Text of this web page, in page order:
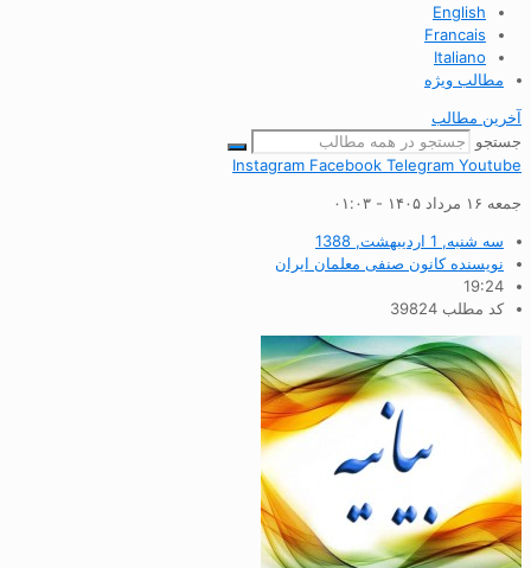
English
Francais
Italiano
مطالب ویژه
آخرین مطالب
جستجو
Instagram Facebook Telegram Youtube
جمعه ۱۶ مرداد ۱۴۰۵ - ۰۱:۰۳
سه شنبه, 1 اردیبهشت, 1388
نویسنده کانون صنفی معلمان ایران
19:24
کد مطلب 39824